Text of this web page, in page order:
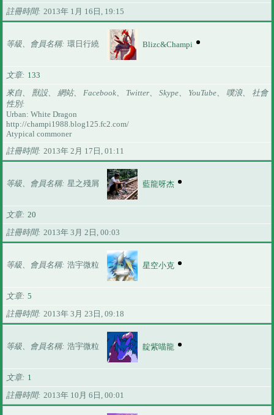
註冊時間
2013年 1月 16日, 19:15
等級、會員名稱 環日行繞 Blizc&Champi
文章
133
來自、 獸設、 網站、 Facebook、 Twitter、 Skype、 YouTube、 噗浪、 社會
性別
Urban: White Dragon
http://champi1988.blog125.fc2.com/
Atypical commoner
註冊時間
2013年 2月 17日, 01:11
等級、會員名稱 星之殘屑 藍龍呀杰
文章 20
註冊時間
2013年 3月 2日, 00:03
等級、會員名稱 浩宇微粒 星空小克
文章 5
註冊時間
2013年 3月 23日, 09:18
等級、會員名稱 浩宇微粒 靛紫喵龍
文章
1
註冊時間
2013年 10月 6日, 00:01